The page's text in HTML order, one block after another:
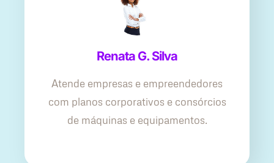
Renata G. Silva
Atende empresas e empreendedores
com planos corporativos e consórcios
de máquinas e equipamentos.